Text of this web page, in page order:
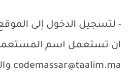
- لتسجيل الدخول إلى
ان تستعمل اسم المستعمل
codemassar@taalim.ma